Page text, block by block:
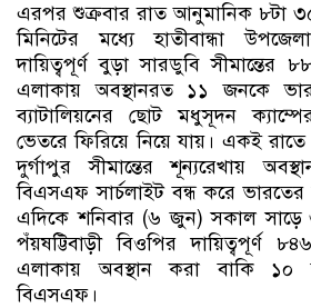
এরপর শুক্রবার রাত আনুমানিক ৮টা
মিনিটের মধ্যে হাতীবান্ধা
দায়িত্বপূর্ণ বুড়া সারডুবি সীমান্তের
এলাকায় অবস্থানরত ১১ জনকে
ব্যাটালিয়নের ছোট মধুসূদন
ভেতরে ফিরিয়ে নিয়ে যায়। একই
দুর্গাপুর সীমান্তের শূন্যরেখায়
বিএসএফ সার্চলাইট বন্ধ করে ভারতের
এদিকে শনিবার (৬ জুন) সকাল সাড়ে
পঁয়ষট্টিবাড়ী বিওপির দায়িত্বপূর্ণ
এলাকায় অবস্থান করা বাকি ১০
বিএসএফ।